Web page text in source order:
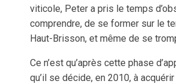
viticole, Peter a pris le temps
comprendre, de se former sur le
Haut-Brisson, et même de se
Ce n’est qu’après cette phase
qu’il se décide, en 2010, à